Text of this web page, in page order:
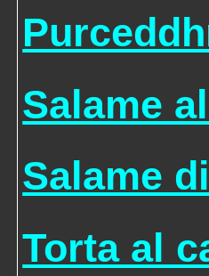
Salame
Salame
Torta al